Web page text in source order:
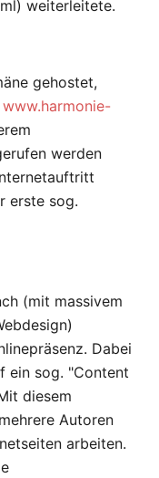
weiterleitete.
gehostet,
www.harmonie-
werden
erste sog.
(mit massivem
Dabei
ein sog. "Content
diesem
Autoren
arbeiten.